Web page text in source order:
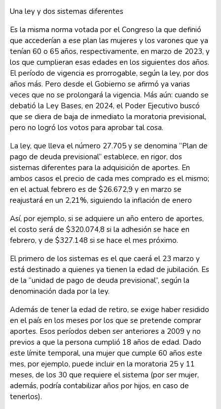
Una ley y dos sistemas diferentes
Es la misma norma votada por el Congreso la que definió
que accederían a ese plan las mujeres y los varones que ya
tenían 60 o 65 años, respectivamente, en marzo de 2023, y
los que cumplieran esas edades en los siguientes dos años.
El período de vigencia es prorrogable, según la ley, por dos
años más. Pero desde el Gobierno se afirmó ya varias
veces que no se prolongará la vigencia. Más aún: cuando se
debatió la Ley Bases, en 2024, el Poder Ejecutivo buscó
que se diera de baja de inmediato la moratoria previsional,
pero no logró los votos para aprobar tal cosa.
La ley, que lleva el número 27.705 y se denomina “Plan de
pago de deuda previsional” establece, en rigor, dos
sistemas diferentes para la adquisición de aportes. En
ambos casos el precio de cada mes comprado es el mismo;
en el actual febrero es de $26.672,9 y en marzo se
reajustará en un 2,21%, siguiendo la inflación de enero
Así, por ejemplo, si se adquiere un año entero de aportes,
el costo será de $320.074,8 si la adhesión se hace en
febrero, y de $327.148 si se hace el mes próximo.
El primero de los sistemas es el que caerá el 23 marzo y
está destinado a quienes ya tienen la edad de jubilación. Es
de la “unidad de pago de deuda previsional”, según la
denominación dada por la ley.
Además de tener la edad de retiro, se exige haber residido
en el país en los meses por los que se pretende comprar
aportes. Esos períodos deben ser anteriores a 2009 y no
previos a que la persona cumplió 18 años de edad. Dado
este límite temporal, una mujer que cumple 60 años este
mes, por ejemplo, puede incluir en la moratoria 25 y 11
meses, de los 30 que requiere el sistema (por ser mujer,
además, podría contabilizar años por hijos, en caso de
tenerlos).